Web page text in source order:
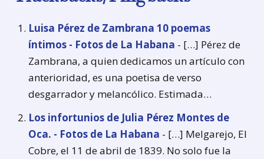
Luisa Pérez de Zambrana 10 poemas
íntimos - Fotos de La Habana - […] Pérez de
Zambrana, a quien dedicamos un artículo con
anterioridad, es una poetisa de verso
desgarrador y melancólico. Estimada…
Los infortunios de Julia Pérez Montes de
Oca. - Fotos de La Habana - […] Melgarejo, El
Cobre, el 11 de abril de 1839. No solo fue la